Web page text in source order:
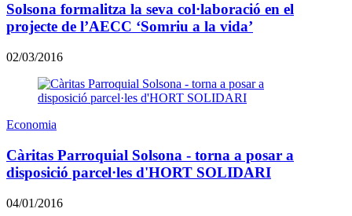
Solsona formalitza la seva col·laboració en el
projecte de l’AECC ‘Somriu a la vida’
02/03/2016
Economia
Càritas Parroquial Solsona - torna a posar a
disposició parcel·les d'HORT SOLIDARI
04/01/2016